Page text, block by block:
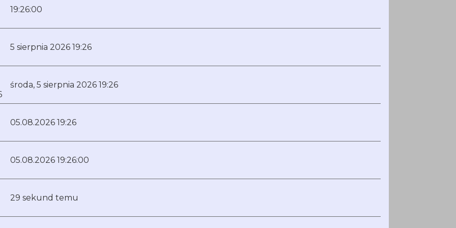
19:26:00
5 sierpnia 2026 19:26
środa, 5 sierpnia 2026 19:26
05.08.2026 19:26
05.08.2026 19:26:00
29 sekund temu